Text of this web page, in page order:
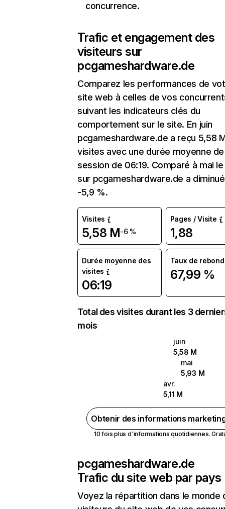
concurrence.
Trafic et engagement des
visiteurs sur
pcgameshardware.de
Comparez les performances de
site web à celles de vos
suivant les indicateurs clés du
comportement sur le site. En juin
pcgameshardware.de a reçu 5,58
visites avec une durée moyenne
session de 06:19. Comparé à mai
sur pcgameshardware.de a
-5,9 %.
Visites
5,58 M-6 %
Pages / Visite
1,88
Durée moyenne des
visites
06:19
Taux de rebond
67,99 %
Total des visites durant les 3
mois
juin
5,58 M
mai
5,93 M
avr.
5,11 M
Obtenir des informations
10 fois plus d'informations quotidiennes.
pcgameshardware.de
Trafic du site web par pays
Voyez la répartition dans le monde